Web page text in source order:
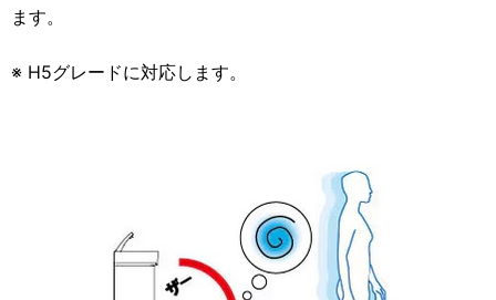
ます。
※ H5グレードに対応します。